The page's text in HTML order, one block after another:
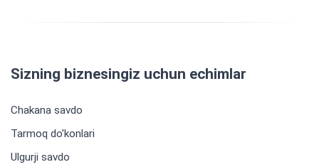
Sizning biznesingiz uchun echimlar
Chakana savdo
Tarmoq do'konlari
Ulgurji savdo